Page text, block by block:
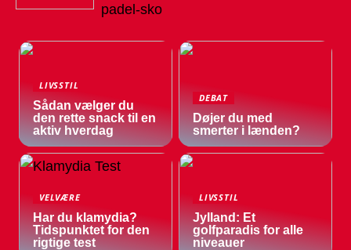
padel-sko
LIVSSTIL
Sådan vælger du
den rette snack til en
aktiv hverdag
DEBAT
Døjer du med
smerter i lænden?
VELVÆRE
Har du klamydia?
Tidspunktet for den
rigtige test
LIVSSTIL
Jylland: Et
golfparadis for alle
niveauer